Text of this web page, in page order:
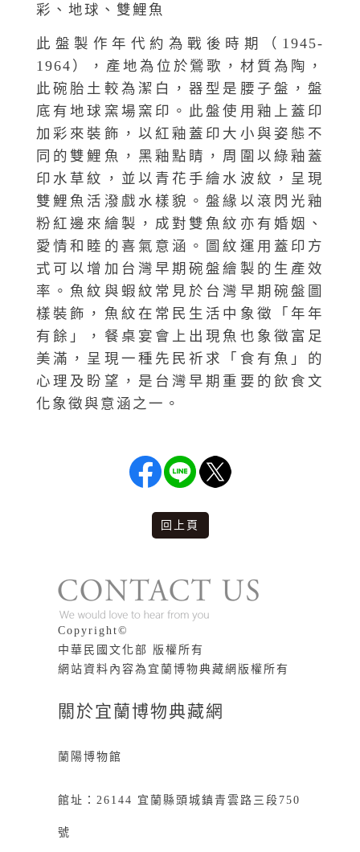
彩、地球、雙鯉魚
此盤製作年代約為戰後時期（1945-
1964），產地為位於鶯歌，材質為陶，
此碗胎土較為潔白，器型是腰子盤，盤
底有地球窯場窯印。此盤使用釉上蓋印
加彩來裝飾，以紅釉蓋印大小與姿態不
同的雙鯉魚，黑釉點睛，周圍以綠釉蓋
印水草紋，並以青花手繪水波紋，呈現
雙鯉魚活潑戲水樣貌。盤緣以滾閃光釉
粉紅邊來繪製，成對雙魚紋亦有婚姻、
愛情和睦的喜氣意涵。圖紋運用蓋印方
式可以增加台灣早期碗盤繪製的生產效
率。魚紋與蝦紋常見於台灣早期碗盤圖
樣裝飾，魚紋在常民生活中象徵「年年
有餘」，餐桌宴會上出現魚也象徵富足
美滿，呈現一種先民祈求「食有魚」的
心理及盼望，是台灣早期重要的飲食文
化象徵與意涵之一。
回上頁
版權說明
Copyright©
中華民國文化部 版權所有
網站資料內容為宜蘭博物典藏網版權所有
關於宜蘭博物典藏網
蘭陽博物館
館址：26144 宜蘭縣頭城鎮青雲路三段750
號